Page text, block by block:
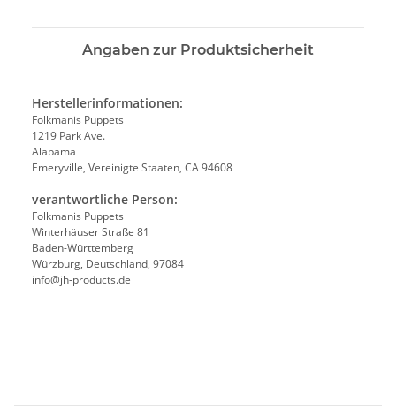
Angaben zur Produktsicherheit
Herstellerinformationen:
Folkmanis Puppets
1219 Park Ave.
Alabama
Emeryville, Vereinigte Staaten, CA 94608
verantwortliche Person:
Folkmanis Puppets
Winterhäuser Straße 81
Baden-Württemberg
Würzburg, Deutschland, 97084
info@jh-products.de